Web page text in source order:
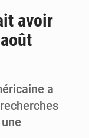
Comment des milliers d’Africains protègent et font fructifier leur argent avec l’USDT
Shadary et Minaku enfin transférés à l’auditorat militaire après 200 jours d’opacité
avoir
a